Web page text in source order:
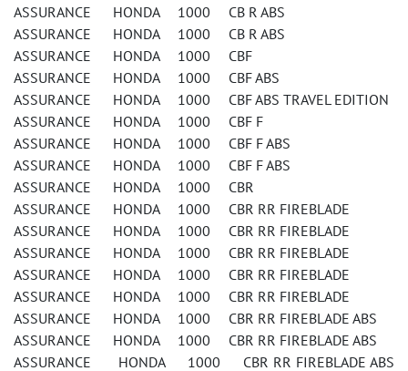
ASSURANCE HONDA 1000 CB R ABS
ASSURANCE HONDA 1000 CB R ABS
ASSURANCE HONDA 1000 CBF
ASSURANCE HONDA 1000 CBF ABS
ASSURANCE HONDA 1000 CBF ABS TRAVEL EDITION
ASSURANCE HONDA 1000 CBF F
ASSURANCE HONDA 1000 CBF F ABS
ASSURANCE HONDA 1000 CBF F ABS
ASSURANCE HONDA 1000 CBR
ASSURANCE HONDA 1000 CBR RR FIREBLADE
ASSURANCE HONDA 1000 CBR RR FIREBLADE
ASSURANCE HONDA 1000 CBR RR FIREBLADE
ASSURANCE HONDA 1000 CBR RR FIREBLADE
ASSURANCE HONDA 1000 CBR RR FIREBLADE
ASSURANCE HONDA 1000 CBR RR FIREBLADE ABS
ASSURANCE HONDA 1000 CBR RR FIREBLADE ABS
ASSURANCE HONDA 1000 CBR RR FIREBLADE ABS